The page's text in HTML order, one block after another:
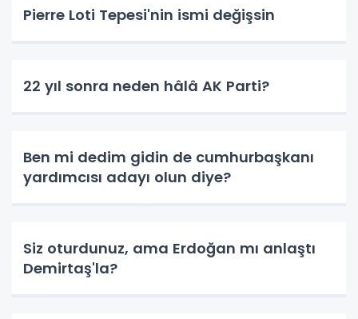
Pierre Loti Tepesi'nin ismi değişsin
22 yıl sonra neden hâlâ AK Parti?
Ben mi dedim gidin de cumhurbaşkanı
yardımcısı adayı olun diye?
Siz oturdunuz, ama Erdoğan mı anlaştı
Demirtaş'la?